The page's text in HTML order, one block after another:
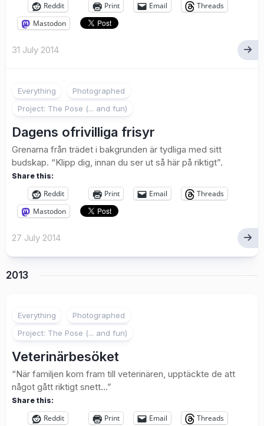
Reddit Print Email
Threads
Mastodon
31 July 2014
Everything
Photographed
Project: The Pose (... and fun)
Dagens ofrivilliga frisyr
Grenarna från trädet i bakgrunden är tydliga med sitt
budskap. “Klipp dig, innan du ser ut så här på riktigt”.
Share this:
Reddit Print Email
Threads
Mastodon
27 July 2014
2013
Everything
Photographed
Project: The Pose (... and fun)
Veterinärbesöket
“När familjen kom fram till veterinären, upptäckte de att
något gått riktigt snett…”
Share this:
Reddit Print Email
Threads